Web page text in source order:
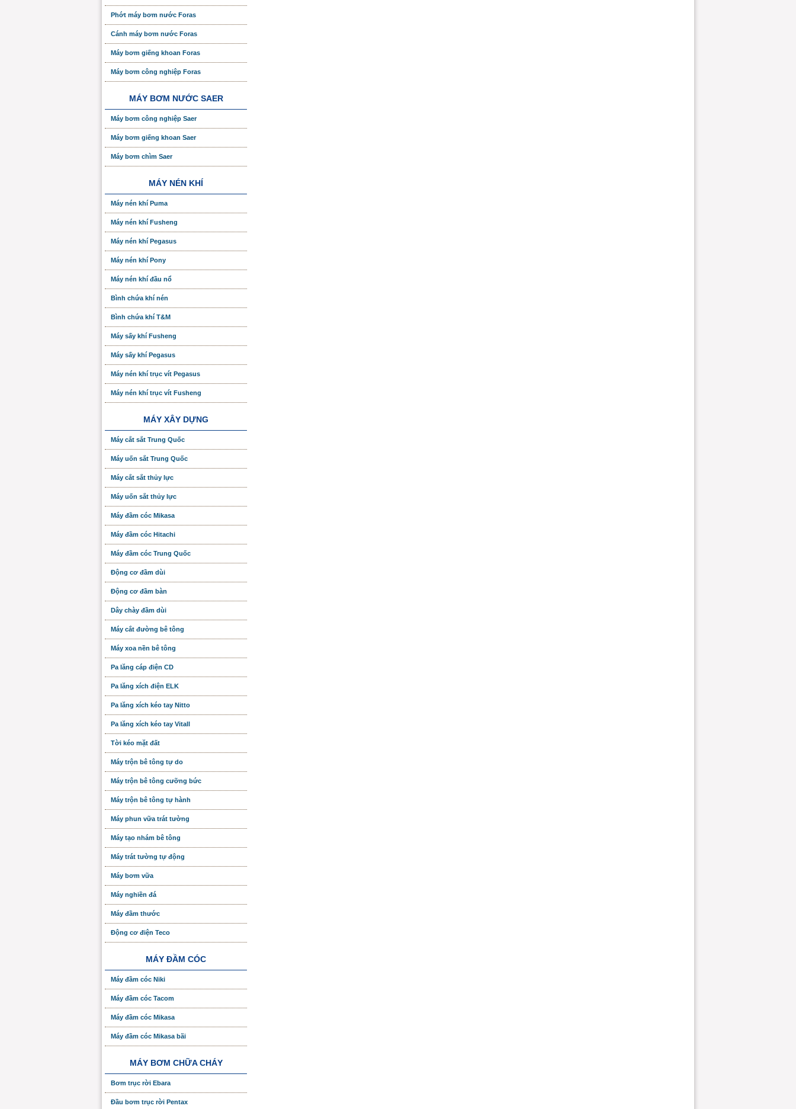
Phớt máy bơm nước Foras
Cánh máy bơm nước Foras
Máy bơm giếng khoan Foras
Máy bơm công nghiệp Foras
MÁY BƠM NƯỚC SAER
Máy bơm công nghiệp Saer
Máy bơm giếng khoan Saer
Máy bơm chìm Saer
MÁY NÉN KHÍ
Máy nén khí Puma
Máy nén khí Fusheng
Máy nén khí Pegasus
Máy nén khí Pony
Máy nén khí đầu nổ
Bình chứa khí nén
Bình chứa khí T&M
Máy sấy khí Fusheng
Máy sấy khí Pegasus
Máy nén khí trục vít Pegasus
Máy nén khí trục vít Fusheng
MÁY XÂY DỰNG
Máy cắt sắt Trung Quốc
Máy uốn sắt Trung Quốc
Máy cắt sắt thủy lực
Máy uốn sắt thủy lực
Máy đầm cóc Mikasa
Máy đầm cóc Hitachi
Máy đầm cóc Trung Quốc
Động cơ đầm dùi
Động cơ đầm bàn
Dây chày đầm dùi
Máy cắt đường bê tông
Máy xoa nền bê tông
Pa lăng cáp điện CD
Pa lăng xích điện ELK
Pa lăng xích kéo tay Nitto
Pa lăng xích kéo tay Vitall
Tời kéo mặt đất
Máy trộn bê tông tự do
Máy trộn bê tông cưỡng bức
Máy trộn bê tông tự hành
Máy phun vữa trát tường
Máy tạo nhám bê tông
Máy trát tường tự động
Máy bơm vữa
Máy nghiền đá
Máy đầm thước
Động cơ điện Teco
MÁY ĐẦM CÓC
Máy đầm cóc Niki
Máy đầm cóc Tacom
Máy đầm cóc Mikasa
Máy đầm cóc Mikasa bãi
MÁY BƠM CHỮA CHÁY
Bơm trục rời Ebara
Đầu bơm trục rời Pentax